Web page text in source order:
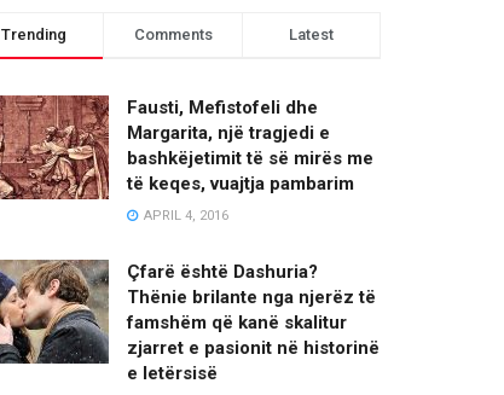
Trending Comments Latest
Fausti, Mefistofeli dhe
Margarita, një tragjedi e
bashkëjetimit të së mirës me
të keqes, vuajtja pambarim
APRIL 4, 2016
Çfarë është Dashuria?
Thënie brilante nga njerëz të
famshëm që kanë skalitur
zjarret e pasionit në historinë
e letërsisë